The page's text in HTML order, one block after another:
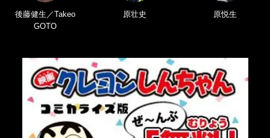
後藤健生／Takeo
GOTO
原壮史 原悦生